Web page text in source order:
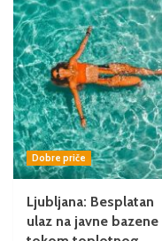
Dobre priče
Ljubljana: Besplatan
ulaz na javne bazene